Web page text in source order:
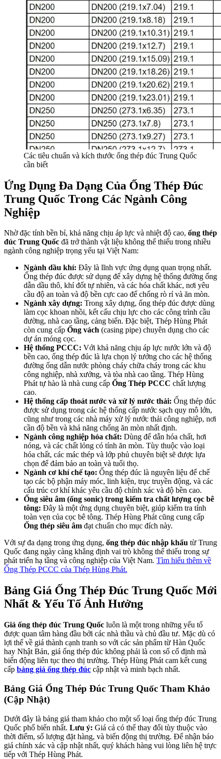
Các tiêu chuẩn và kích thước ống thép đúc Trung Quốc
cần biết
Ứng Dụng Đa Dạng Của Ống Thép Đúc
Trung Quốc Trong Các Ngành Công
Nghiệp
Nhờ đặc tính bền bỉ, khả năng chịu áp lực và nhiệt độ cao, ống thép
đúc Trung Quốc đã trở thành vật liệu không thể thiếu trong nhiều
ngành công nghiệp trọng yếu tại Việt Nam:
Ngành dầu khí: Đây là lĩnh vực ứng dụng quan trọng nhất.
Ống thép đúc được sử dụng để xây dựng hệ thống đường ống
dẫn dầu thô, khí đốt tự nhiên, và các hóa chất khác, nơi yêu
cầu độ an toàn và độ bền cực cao để chống rò rỉ và ăn mòn.
Ngành xây dựng: Trong xây dựng, ống thép đúc được dùng
làm cọc khoan nhồi, kết cấu chịu lực cho các công trình cầu
đường, nhà cao tầng, cảng biển. Đặc biệt, Thép Hùng Phát
còn cung cấp Ống vách (casing pipe) chuyên dụng cho các
dự án móng cọc.
Hệ thống PCCC: Với khả năng chịu áp lực nước lớn và độ
bền cao, ống thép đúc là lựa chọn lý tưởng cho các hệ thống
đường ống dẫn nước phòng cháy chữa cháy trong các khu
công nghiệp, nhà xưởng, và tòa nhà cao tầng. Thép Hùng
Phát tự hào là nhà cung cấp Ống Thép PCCC chất lượng
cao.
Hệ thống cấp thoát nước và xử lý nước thải: Ống thép đúc
được sử dụng trong các hệ thống cấp nước sạch quy mô lớn,
cũng như trong các nhà máy xử lý nước thải công nghiệp, nơi
cần độ bền và khả năng chống ăn mòn nhất định.
Ngành công nghiệp hóa chất: Dùng để dẫn hóa chất, hơi
nóng, và các chất lỏng có tính ăn mòn. Tùy thuộc vào loại
hóa chất, các mác thép và lớp phủ chuyên biệt sẽ được lựa
chọn để đảm bảo an toàn và tuổi thọ.
Ngành cơ khí chế tạo: Ống thép đúc là nguyên liệu để chế
tạo các bộ phận máy móc, linh kiện, trục truyền động, và các
cấu trúc cơ khí khác yêu cầu độ chính xác và độ bền cao.
Ống siêu âm (ống sonic) trong kiểm tra chất lượng cọc bê
tông: Đây là một ứng dụng chuyên biệt, giúp kiểm tra tính
toàn vẹn của cọc bê tông. Thép Hùng Phát cũng cung cấp
Ống thép siêu âm đạt chuẩn cho mục đích này.
Với sự đa dạng trong ứng dụng, ống thép đúc nhập khẩu từ Trung
Quốc đang ngày càng khẳng định vai trò không thể thiếu trong sự
phát triển hạ tầng và công nghiệp của Việt Nam. Tìm hiểu thêm về
Ống Thép PCCC của Thép Hùng Phát.
Bảng Giá Ống Thép Đúc Trung Quốc Mới
Nhất & Yếu Tố Ảnh Hưởng
Giá ống thép đúc Trung Quốc luôn là một trong những yếu tố
được quan tâm hàng đầu bởi các nhà thầu và chủ đầu tư. Mặc dù có
lợi thế về giá thành cạnh tranh so với các sản phẩm từ Hàn Quốc
hay Nhật Bản, giá ống thép đúc không phải là con số cố định mà
biến động liên tục theo thị trường. Thép Hùng Phát cam kết cung
cấp bảng giá ống thép đúc cập nhật và minh bạch nhất.
Bảng Giá Ống Thép Đúc Trung Quốc Tham Khảo
(Cập Nhật)
Dưới đây là bảng giá tham khảo cho một số loại ống thép đúc Trung
Quốc phổ biến nhất. Lưu ý: Giá cả có thể thay đổi tùy thuộc vào
thời điểm, số lượng đặt hàng, và biến động thị trường. Để nhận báo
giá chính xác và cập nhật nhất, quý khách hàng vui lòng liên hệ trực
tiếp với Thép Hùng Phát.